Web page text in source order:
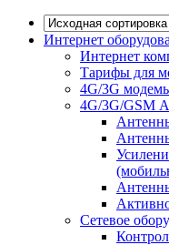
Интернет
Интернет
Тарифы для
4G/3G
4G/3G/GSM
Сетевое